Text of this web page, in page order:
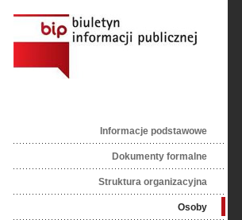
Informacje podstawowe
Dokumenty formalne
Struktura organizacyjna
Osoby